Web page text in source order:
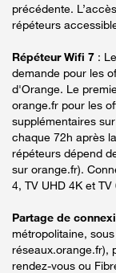
précédente.
répéteurs
Répéteur Wifi 7 :
demande pour les
d'Orange. Le
orange.fr pour les
supplémentaires
chaque 72h après
répéteurs dépend
sur orange.fr).
4, TV UHD 4K et TV
Partage de
métropolitaine,
réseaux.orange.fr),
rendez-vous ou